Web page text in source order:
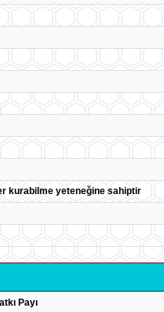
kurabilme yeteneğine sahiptir
Payı